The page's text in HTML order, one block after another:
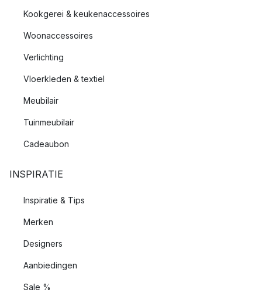
Kookgerei & keukenaccessoires
Woonaccessoires
Verlichting
Vloerkleden & textiel
Meubilair
Tuinmeubilair
Cadeaubon
INSPIRATIE
Inspiratie & Tips
Merken
Designers
Aanbiedingen
Sale %